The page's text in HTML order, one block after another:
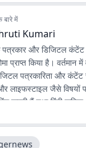
में
Kumari
पत्रकार और डिजिटल कंटेंट
प्राप्त किया है।
पत्रकारिता और
और लाइफस्टाइल जैसे
करती हैं तथा हिंदी
कि संवेदनशील, तथ्यपरक और